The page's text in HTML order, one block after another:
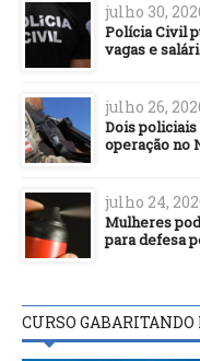
julho 30,
Polícia Civil
vagas e
julho 26,
Dois
operação no
julho 24,
Mulheres
para defesa
CURSO